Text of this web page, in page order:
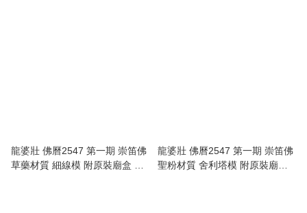
龍婆壯 佛曆2547 第一期 崇笛佛
草藥材質 細線模 附原裝廟盒 全
龍婆壯 佛曆2547 第一期 崇笛佛
聖粉材質 舍利塔模 附原裝廟盒